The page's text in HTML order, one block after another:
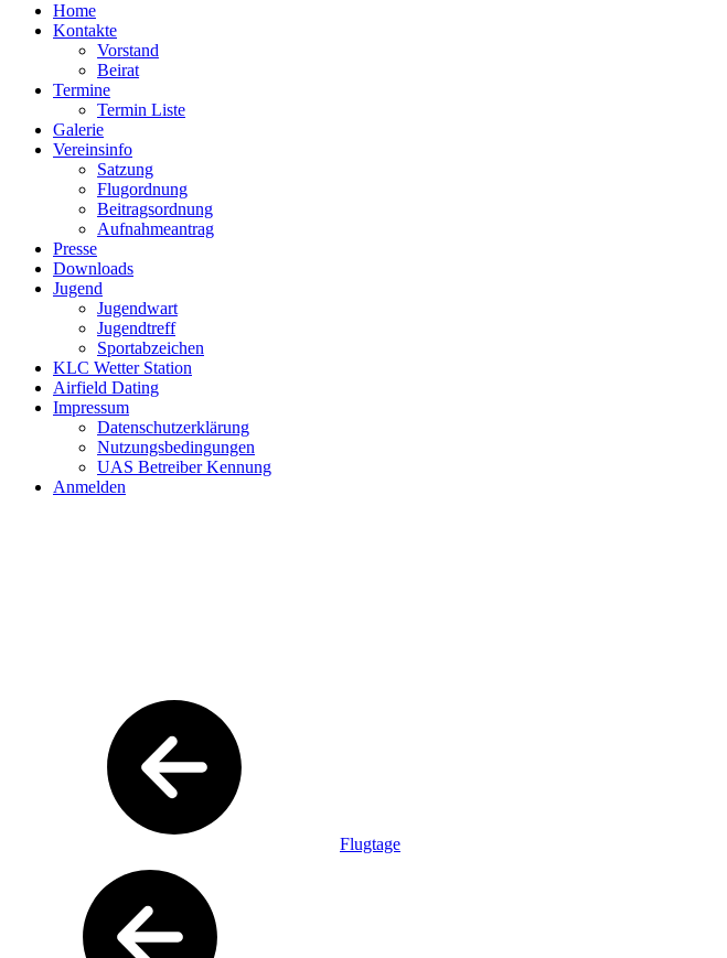
Home
Kontakte
Vorstand
Beirat
Termine
Termin Liste
Galerie
Vereinsinfo
Satzung
Flugordnung
Beitragsordnung
Aufnahmeantrag
Presse
Downloads
Jugend
Jugendwart
Jugendtreff
Sportabzeichen
KLC Wetter Station
Airfield Dating
Impressum
Datenschutzerklärung
Nutzungsbedingungen
UAS Betreiber Kennung
Anmelden
Flugtage